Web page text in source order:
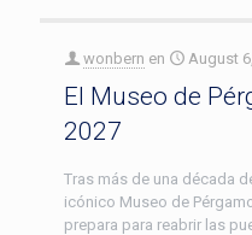
wonbern en August
El Museo de
2027
Tras más de una década
icónico Museo de
prepara para reabrir las